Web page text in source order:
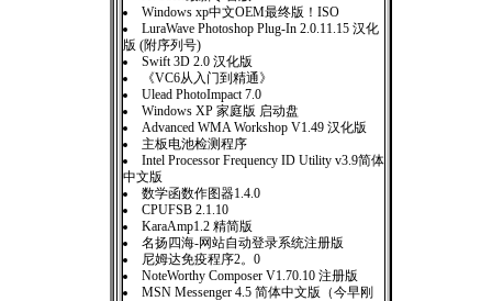
Windows xp中文OEM最终版！ISO
LuraWave Photoshop Plug-In 2.0.11.15 汉化
版 (附序列号)
Swift 3D 2.0 汉化版
《VC6从入门到精通》
Ulead PhotoImpact 7.0
Windows XP 家庭版 启动盘
Advanced WMA Workshop V1.49 汉化版
主板电池检测程序
Intel Processor Frequency ID Utility v3.9简体
中文版
数学函数作图器1.4.0
CPUFSB 2.1.10
KaraAmp1.2 精简版
名扬四海-网站自动登录系统注册版
尼姆达免疫程序2。0
NoteWorthy Composer V1.70.10 注册版
MSN Messenger 4.5 简体中文版（今早刚